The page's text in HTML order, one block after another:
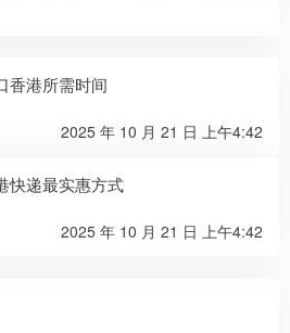
香港所需时间
2025 年 10 月 21 日 上午4:42
快递最实惠方式
2025 年 10 月 21 日 上午4:42